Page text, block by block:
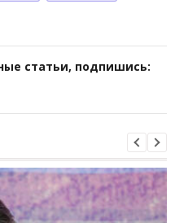
статьи, подпишись: